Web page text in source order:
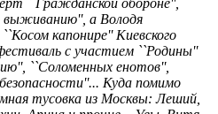
``Гражданской обороне'',
выживанию'', а Володя
капонире'' Киевского
с участием ``Родины''
``Соломенных енотов'',
Куда помимо
тусовка из Москвы: Леший,